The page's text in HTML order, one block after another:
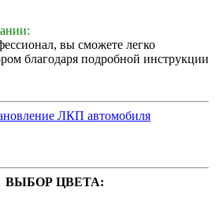
вы сможете легко
благодаря подробной инструкции
ЛКП автомобиля
ВЫБОР ЦВЕТА: